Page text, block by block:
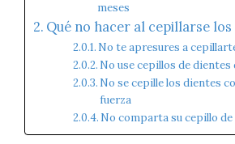
meses
Qué no hacer al cepillarse
No te apresures a
No use cepillos de dientes
No se cepille los dientes
fuerza
No comparta su cepillo